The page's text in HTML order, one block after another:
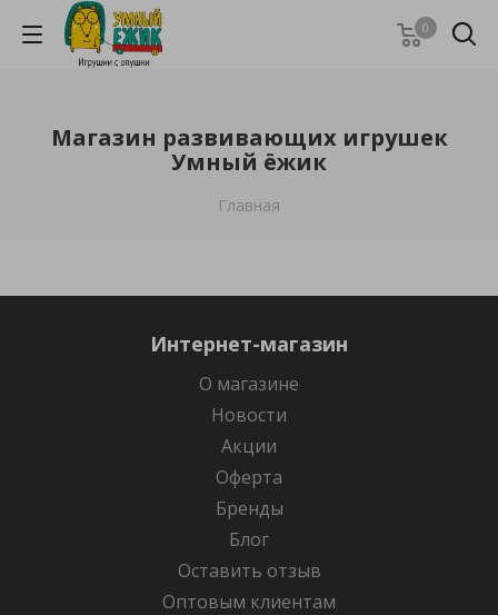
0
Магазин развивающих игрушек
Умный ёжик
Главная
Интернет-магазин
О магазине
Новости
Акции
Оферта
Бренды
Блог
Оставить отзыв
Оптовым клиентам